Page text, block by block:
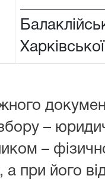
–
–
при його